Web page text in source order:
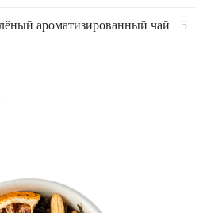
ароматизированный чай